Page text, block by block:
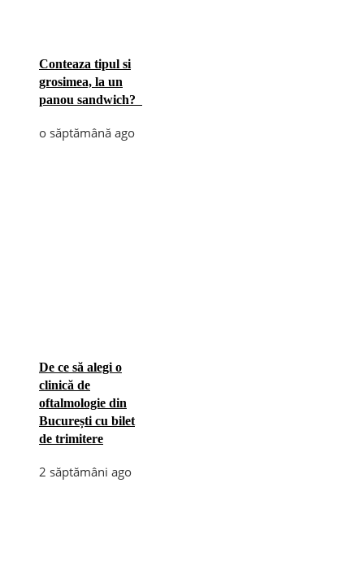
Conteaza tipul si
grosimea, la un
panou sandwich?
o săptămână ago
De ce să alegi o
clinică de
oftalmologie din
București cu bilet
de trimitere
2 săptămâni ago